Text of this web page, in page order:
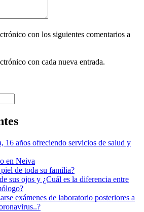
con los siguientes comentarios a
con cada nueva entrada.
16 años ofreciendo servicios de salud y
en Neiva
de toda su familia?
sus ojos y ¿Cuál es la diferencia entre
exámenes de laboratorio posteriores a